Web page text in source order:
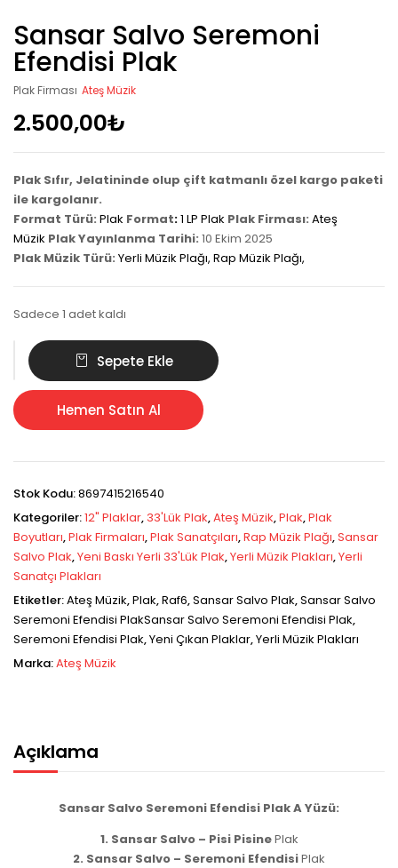
Sansar Salvo Seremoni
Efendisi Plak
Plak Firması Ateş Müzik
2.500,00₺
Plak Sıfır, Jelatininde olup çift katmanlı özel kargo paketi
ile kargolanır.
Format Türü: Plak Format:1 LP Plak Plak Firması: Ateş
Müzik Plak Yayınlanma Tarihi: 10 Ekim 2025
Plak Müzik Türü: Yerli Müzik Plağı, Rap Müzik Plağı,
Sadece 1 adet kaldı
Sansar
Salvo
Seremoni
Efendisi
Plak
Sepete Ekle
Hemen Satın Al
Stok Kodu:8697415216540
Kategoriler:12" Plaklar, 33'lük Plak,Ateş Müzik,Plak,Plak
Boyutları,Plak Firmaları,Plak Sanatçıları,Rap Müzik Plağı,Sansar
Salvo Plak,Yeni Baskı Yerli 33'lük Plak,Yerli Müzik Plakları,Yerli
Sanatçı Plakları
Etiketler:Ateş Müzik,Plak,Raf6,Sansar Salvo Plak,Sansar Salvo
Seremoni Efendisi PlakSansar Salvo Seremoni Efendisi Plak,
Seremoni Efendisi Plak,Yeni Çıkan Plaklar,Yerli Müzik Plakları
Marka:Ateş Müzik
Açıklama
Sansar Salvo Seremoni Efendisi Plak A Yüzü:
1. Sansar Salvo – Pisi PisinePlak
2. Sansar Salvo – Seremoni EfendisiPlak